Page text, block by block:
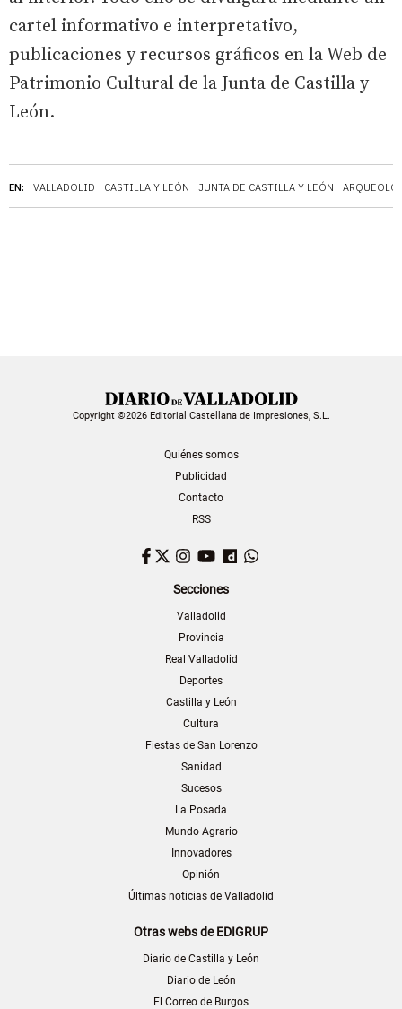
EN: VALLADOLID CASTILLA Y LEÓN JUNTA DE CASTILLA Y LEÓN
cartel informativo e interpretativo,
publicaciones y recursos gráficos en la Web de
Patrimonio Cultural de la Junta de Castilla y
León.
Copyright ©2026 Editorial Castellana de Impresiones, S.L.
Quiénes somos
Publicidad
Contacto
RSS
Facebook
TwitterInstagram
YouTubeDailymotion
Secciones
Valladolid
Provincia
Real Valladolid
Deportes
Castilla y León
Cultura
Fiestas de San Lorenzo
Sanidad
Sucesos
La Posada
Mundo Agrario
Innovadores
Opinión
Últimas noticias de Valladolid
Otras webs de EDIGRUP
Diario de Castilla y León
Diario de León
El Correo de Burgos